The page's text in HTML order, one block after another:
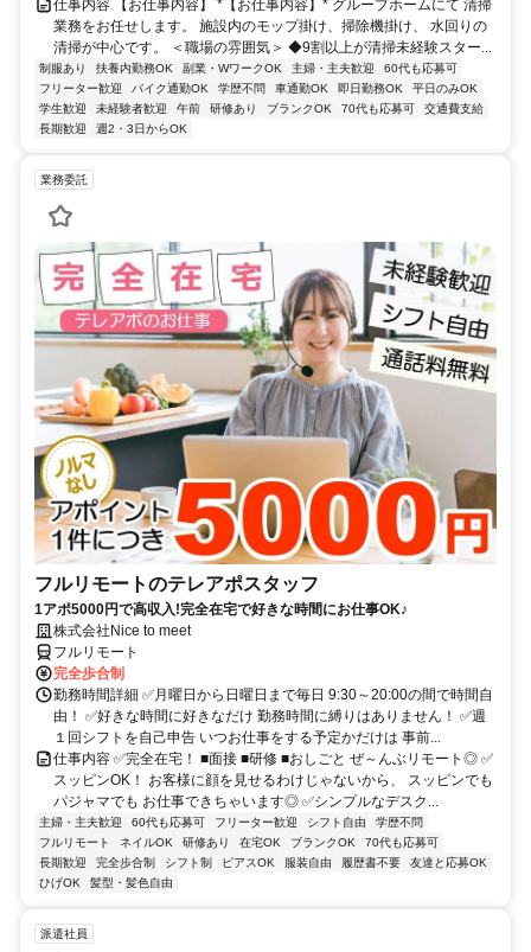
仕事内容 【お仕事内容】 *【お仕事内容】* グループホームにて 清掃
業務をお任せします。 施設内のモップ掛け、掃除機掛け、 水回りの
清掃が中心です。 ＜職場の雰囲気＞ ◆9割以上が清掃未経験スター...
制服あり 扶養内勤務OK 副業・WワークOK 主婦・主夫歓迎
60代も応募可
フリーター歓迎
バイク通勤OK 学歴不問 車通勤OK 即日勤務OK
平日のみOK
学生歓迎
未経験者歓迎 午前 研修あり ブランクOK 70代も応募可
交通費支給
長期歓迎
週2・3日からOK
業務委託
フルリモートのテレアポスタッフ
1アポ5000円で高収入!完全在宅で好きな時間にお仕事OK♪
株式会社Nice to meet
フルリモート
完全歩合制
勤務時間詳細 ✅月曜日から日曜日まで毎日 9:30～20:00の間で時間自
由！ ✅好きな時間に好きなだけ 勤務時間に縛りはありません！ ✅週
１回シフトを自己申告 いつお仕事をする予定かだけは 事前...
仕事内容 ✅完全在宅！ ■面接 ■研修 ■おしごと ぜ～んぶリモート◎ ✅
スッピンOK！ お客様に顔を見せるわけじゃないから、 スッピンでも
パジャマでも お仕事できちゃいます◎ ✅シンプルなデスク...
主婦・主夫歓迎 60代も応募可 フリーター歓迎 シフト自由
学歴不問
フルリモート
ネイルOK 研修あり 在宅OK ブランクOK
70代も応募可
長期歓迎
完全歩合制 シフト制 ピアスOK 服装自由 履歴書不要
友達と応募OK
ひげOK
髪型・髪色自由
派遣社員